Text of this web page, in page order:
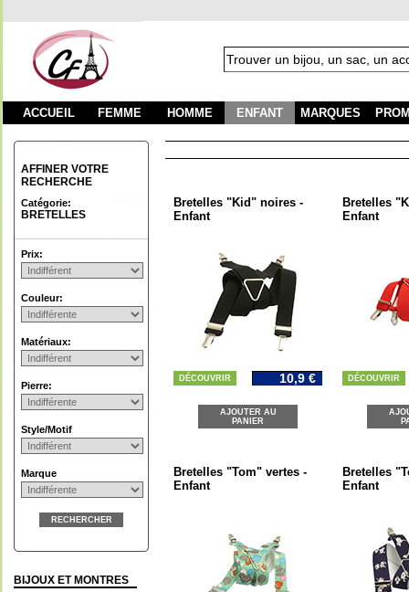
ACCUEIL FEMME HOMME ENFANT MARQUES
AFFINER VOTRE
RECHERCHE
Catégorie:
BRETELLES
Prix:
Couleur:
Matériaux:
Pierre:
Style/Motif
Marque
RECHERCHER
BIJOUX ET MONTRES
Bretelles "Kid" noires -
Enfant
DÉCOUVRIR 10,9 €
AJOUTER AU
PANIER
Bretelles
Enfant
DÉCOUVRIR
Bretelles "Tom" vertes -
Enfant
Bretelles
Enfant